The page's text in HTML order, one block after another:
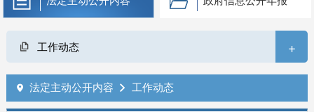
工作动态 +
 法定主动公开内容  工作动态